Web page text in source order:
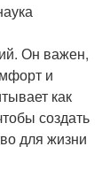
Он важен,
и
как
создать
для жизни